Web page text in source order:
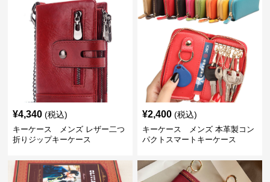
¥4,340 (税込)
キーケース メンズ レザー二つ
折りジップキーケース
¥2,400 (税込)
キーケース メンズ 本革製コン
パクトスマートキーケース